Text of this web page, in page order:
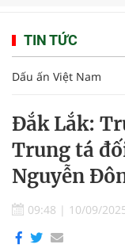
TIN TỨC
Dấu ấn Việt Nam
Đắk Lắk:
Trung tá
Nguyễn
09:48 | 10/09/